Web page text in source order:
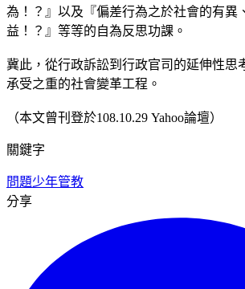
為！？』以及『偏差行為之於社會的有異
益！？』等等的自為反思功課。
冀此，從行政訴訟到行政官司的延伸性思
承受之重的社會變革工程。
（本文曾刊登於108.10.29 Yahoo論壇）
關鍵字
問題少年管教
分享